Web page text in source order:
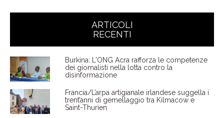
ARTICOLI
RECENTI
Burkina: L'ONG Acra rafforza le competenze
dei giornalisti nella lotta contro la
disinformazione
Francia/L’arpa artigianale irlandese suggella i
trent’anni di gemellaggio tra Kilmacow e
Saint-Thurien